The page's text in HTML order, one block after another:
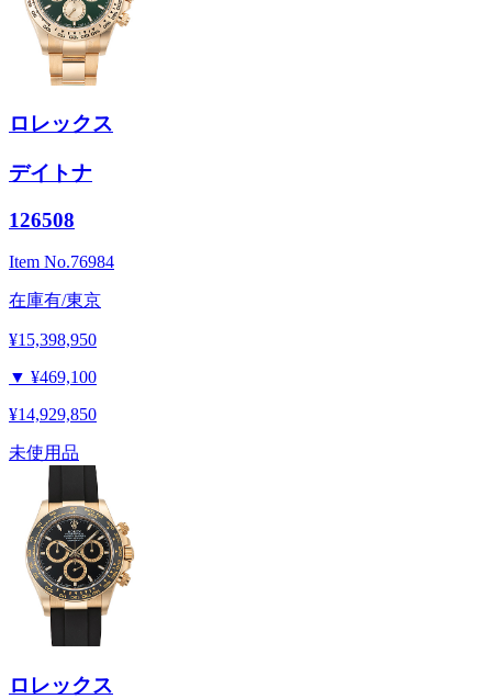
ロレックス
デイトナ
126508
Item No.76984
在庫有/東京
¥15,398,950
▼ ¥469,100
¥14,929,850
未使用品
ロレックス